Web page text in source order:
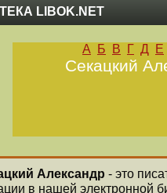
LIBOK.NET
А Б В Г Д Е
Секацкий
Александр - это
в нашей электронной